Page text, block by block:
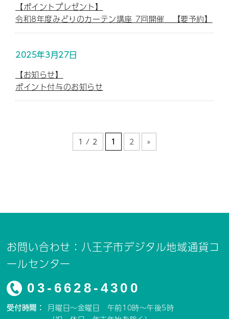
【ポイントプレゼント】
令和8年度みどりのカーテン講座 7回開催 【要予約】
2025年3月27日
【お知らせ】
ポイント付与のお知らせ
1 / 2 1 2 »
お問い合わせ：八王子市デジタル地域通貨コ
ールセンター
03-6628-4300
受付時間： 月曜日～金曜日 午前10時～午後5時